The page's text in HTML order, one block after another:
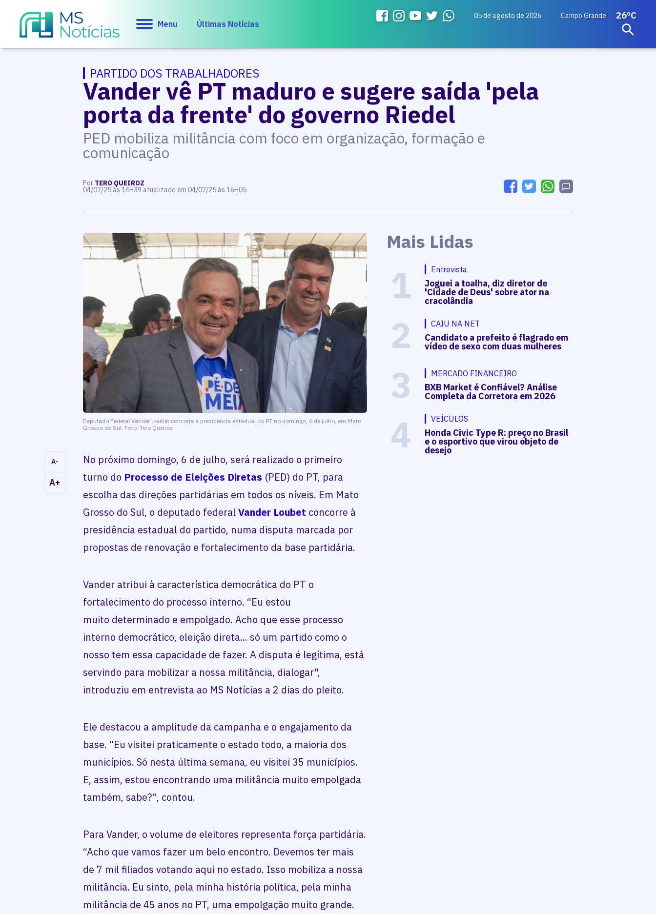
Menu Últimas Notícias
05 de agosto de 2026 Campo Grande 26ºC
PARTIDO DOS TRABALHADORES
Vander vê PT maduro e sugere saída 'pela
porta da frente' do governo Riedel
PED mobiliza militância com foco em organização, formação e
comunicação
Por TERO QUEIROZ
04/07/25 às 14H39 atualizado em 04/07/25 às 16H05
Deputado Federal Vander Loubet concorre a presidência estadual do PT no domingo, 6 de julho, em Mato
Grosso do Sul. Foto: Tero Queiroz
A-
A+
No próximo domingo, 6 de julho, será realizado o primeiro
turno do Processo de Eleições Diretas (PED) do PT, para
escolha das direções partidárias em todos os níveis. Em Mato
Grosso do Sul, o deputado federalVander Loubet concorre à
presidência estadual do partido, numa disputa marcada por
propostas de renovação e fortalecimento da base partidária.
Vander atribui à característica democrática do PT o
fortalecimento do processo interno. “Eu estou
muito determinado e empolgado. Acho que esse processo
interno democrático, eleição direta... só um partido como o
nosso tem essa capacidade de fazer. A disputa é legítima, está
servindo para mobilizar a nossa militância, dialogar",
introduziu em entrevista ao MS Notícias a 2 dias do pleito.
Ele destacou a amplitude da campanha e o engajamento da
base. “Eu visitei praticamente o estado todo, a maioria dos
municípios. Só nesta última semana, eu visitei 35 municípios.
E, assim, estou encontrando uma militância muito empolgada
também, sabe?”, contou.
Para Vander, o volume de eleitores representa força partidária.
“Acho que vamos fazer um belo encontro. Devemos ter mais
de 7 mil filiados votando aqui no estado. Isso mobiliza a nossa
militância. Eu sinto, pela minha história política, pela minha
militância de 45 anos no PT, uma empolgação muito grande.
Mais Lidas
1 Entrevista
Joguei a toalha, diz diretor de
'Cidade de Deus' sobre ator na
cracolândia
2 CAIU NA NET
Candidato a prefeito é flagrado em
vídeo de sexo com duas mulheres
3 MERCADO FINANCEIRO
BXB Market é Confiável? Análise
Completa da Corretora em 2026
4 VEÍCULOS
Honda Civic Type R: preço no Brasil
e o esportivo que virou objeto de
desejo